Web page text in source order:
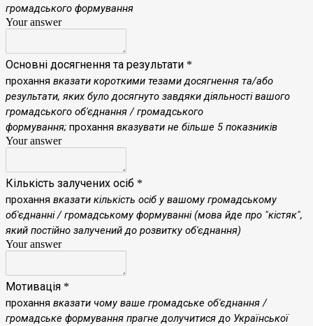
громадського формування
Your answer
Основні досягнення та результати *
прохання вказати короткими тезами досягнення та/або
результати, яких було досягнуто завдяки діяльності вашого
громадського об'єднання / громадського
формування; прохання вказувати не більше 5 показників
Your answer
Кількість залучених осіб *
прохання вказати кількість осіб у вашому громадському
об'єднанні / громадському формуванні (мова йде про "кістяк",
який постійно залучений до розвитку об'єднання)
Your answer
Мотивація *
прохання вказати чому ваше громадське об'єднання /
громадське формування прагне долучитися до Української